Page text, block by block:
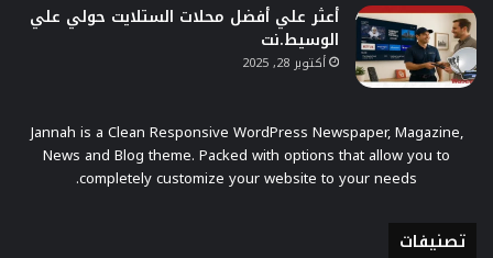
أعثر علي أفضل محلات الستلايت حولي علي
الوسيط.نت
أكتوبر 28, 2025
Jannah is a Clean Responsive WordPress Newspaper, Magazine,
News and Blog theme. Packed with options that allow you to
completely customize your website to your needs.
تصنيفات